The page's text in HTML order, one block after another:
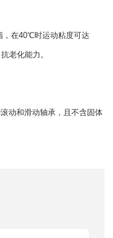
，在40℃时运动粘度可达
老化能力。
动和滑动轴承，且不含固体